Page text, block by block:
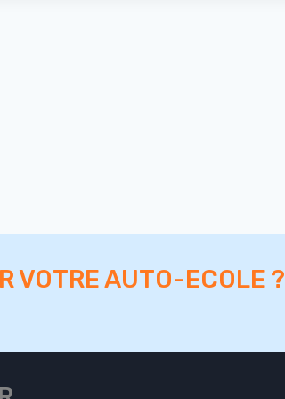
VOTRE AUTO-ECOLE ?